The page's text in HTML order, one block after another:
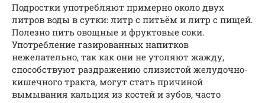
Подростки употребляют примерно около двух
литров воды в сутки: литр с питьём и литр с пищей.
Полезно пить овощные и фруктовые соки.
Употребление газированных напитков
нежелательно, так как они не утоляют жажду,
способствуют раздражению слизистой желудочно-
кишечного тракта, могут стать причиной
вымывания кальция из костей и зубов, часто